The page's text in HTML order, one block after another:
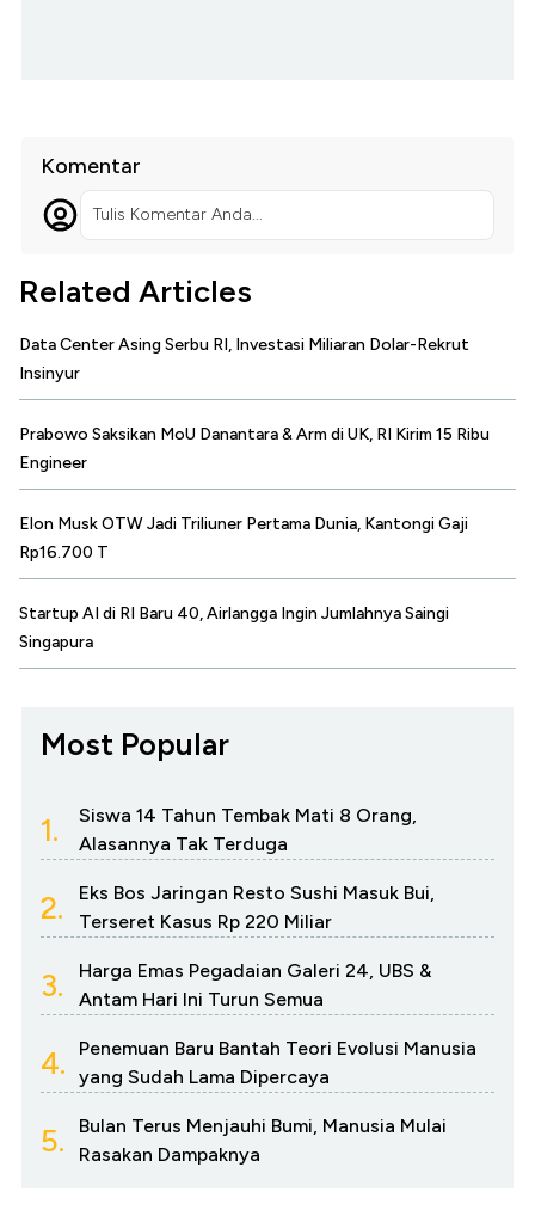
Komentar
Tulis Komentar Anda...
Related Articles
Data Center Asing Serbu RI, Investasi Miliaran Dolar-Rekrut
Insinyur
Prabowo Saksikan MoU Danantara & Arm di UK, RI Kirim 15 Ribu
Engineer
Elon Musk OTW Jadi Triliuner Pertama Dunia, Kantongi Gaji
Rp16.700 T
Startup AI di RI Baru 40, Airlangga Ingin Jumlahnya Saingi
Singapura
Most Popular
1.
Siswa 14 Tahun Tembak Mati 8 Orang,
Alasannya Tak Terduga
2.
Eks Bos Jaringan Resto Sushi Masuk Bui,
Terseret Kasus Rp 220 Miliar
3.
Harga Emas Pegadaian Galeri 24, UBS &
Antam Hari Ini Turun Semua
4.
Penemuan Baru Bantah Teori Evolusi Manusia
yang Sudah Lama Dipercaya
5.
Bulan Terus Menjauhi Bumi, Manusia Mulai
Rasakan Dampaknya